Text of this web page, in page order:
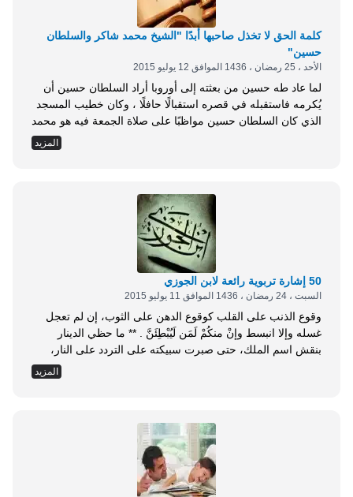
كلمة الحق لا تخذل صاحبها أبدًا "الشيخ محمد شاكر والسلطان
حسين"
الأحد ، 25 رمضان ، 1436 الموافق 12 يوليو 2015
لما عاد طه حسين من بعثته إلى أوروبا أراد السلطان حسين أن
يُكرمه فاستقبله في قصره استقبالًا حافلًا ، وكان خطيب المسجد
الذي كان السلطان حسين مواظبًا على صلاة الجمعة فيه هو محمد
المهدي أحد أشهر خطباء وزارة الأوقاف آنذاك ، فأراد أن يمدح
السلطان وأن ينوه بما أكرم به طه حسين ، ولكن خانته فصاحته ،
المزيد
50 إشارة تربوية رائعة لابن الجوزي
السبت ، 24 رمضان ، 1436 الموافق 11 يوليو 2015
وقوع الذنب على القلب كوقوع الدهن على الثوب، إن لم تعجل
غسله وإلا انبسط وإنْ منكُمْ لَمَن لَيُبْطِئَنَّ . ** ما حظي الدينار
بنقش اسم الملك، حتى صبرت سبيكته على التردد على النار،
فنفت عنها كل كدر، ثم صبرت على تقطيعها دنانير ثم صبرت على
المزيد